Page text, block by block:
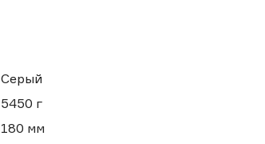
Серый
5450 г
180 мм